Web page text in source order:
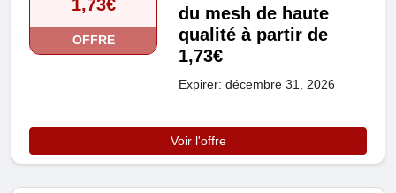
1,73€
OFFRE
du mesh de haute
qualité à partir de
1,73€
Expirer: décembre 31, 2026
Voir l'offre